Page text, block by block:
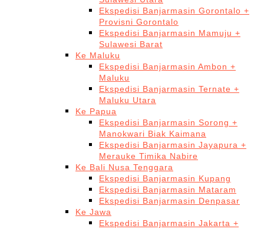
Ekspedisi Banjarmasin Gorontalo +
Provisni Gorontalo
Ekspedisi Banjarmasin Mamuju +
Sulawesi Barat
Ke Maluku
Ekspedisi Banjarmasin Ambon +
Maluku
Ekspedisi Banjarmasin Ternate +
Maluku Utara
Ke Papua
Ekspedisi Banjarmasin Sorong +
Manokwari Biak Kaimana
Ekspedisi Banjarmasin Jayapura +
Merauke Timika Nabire
Ke Bali Nusa Tenggara
Ekspedisi Banjarmasin Kupang
Ekspedisi Banjarmasin Mataram
Ekspedisi Banjarmasin Denpasar
Ke Jawa
Ekspedisi Banjarmasin Jakarta +